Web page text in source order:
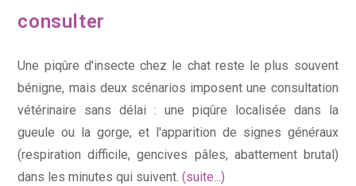
consulter
Une piqûre d'insecte chez le chat reste le plus souvent
bénigne, mais deux scénarios imposent une consultation
vétérinaire sans délai : une piqûre localisée dans la
gueule ou la gorge, et l'apparition de signes généraux
(respiration difficile, gencives pâles, abattement brutal)
dans les minutes qui suivent.(suite...)